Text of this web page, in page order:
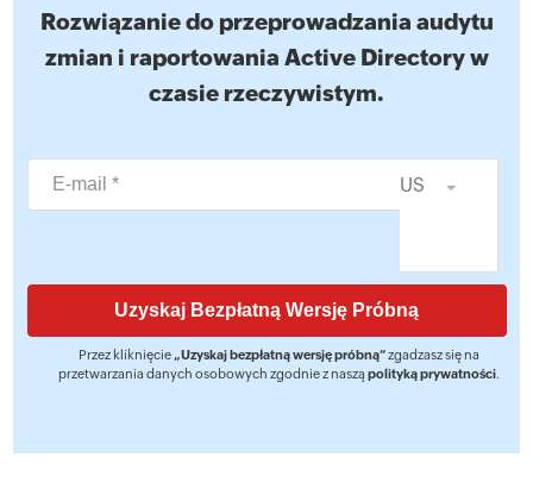
Rozwiązanie do przeprowadzania audytu
zmian i raportowania Active Directory w
czasie rzeczywistym.
US
Przez kliknięcie „Uzyskaj bezpłatną wersję próbną”zgadzasz się na
przetwarzania danych osobowych zgodnie z naszą polityką prywatności.